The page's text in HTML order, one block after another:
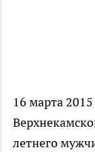
16 марта
летнего